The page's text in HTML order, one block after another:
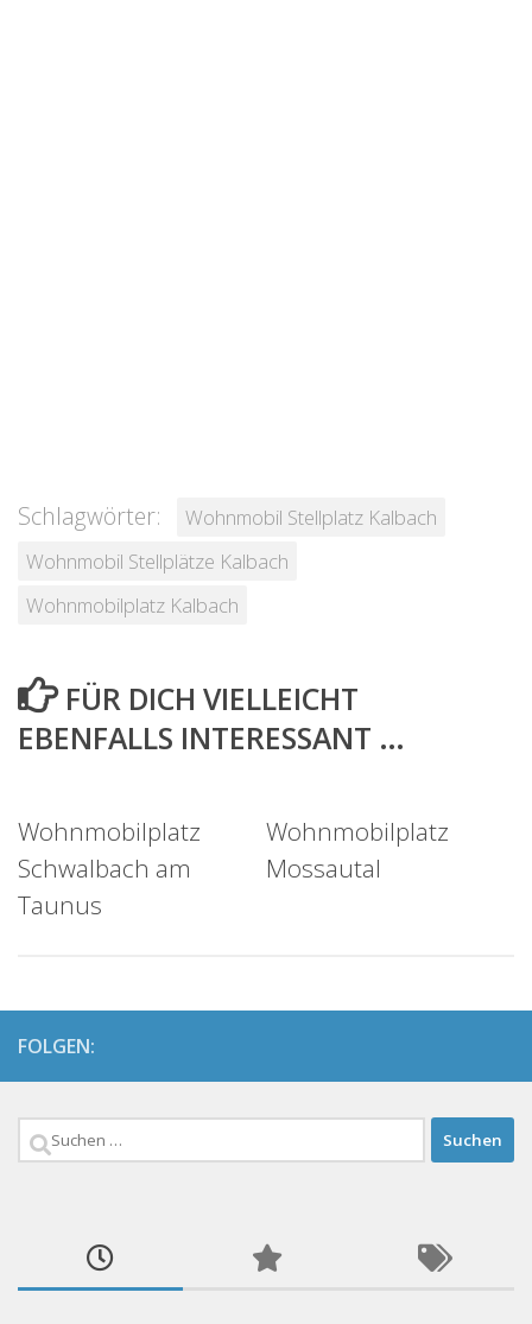
Schlagwörter:
Wohnmobil Stellplatz Kalbach
Wohnmobil Stellplätze Kalbach
Wohnmobilplatz Kalbach
FÜR DICH VIELLEICHT
EBENFALLS INTERESSANT …
Wohnmobilplatz
Schwalbach am
Taunus
Wohnmobilplatz
Mossautal
FOLGEN:
Suchen